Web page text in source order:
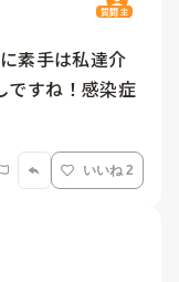
質問主
素手は私達介
ですね！感染症
いいね 2